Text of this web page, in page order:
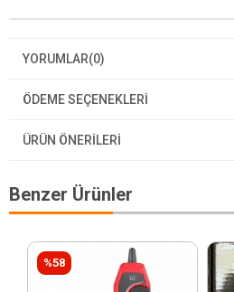
YORUMLAR(0)
ÖDEME SEÇENEKLERI
ÜRÜN ÖNERILERI
Benzer Ürünler
%58